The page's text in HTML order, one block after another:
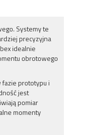
Systemy te
precyzyjna
idealnie
obrotowego
prototypu i
jest
pomiar
momenty